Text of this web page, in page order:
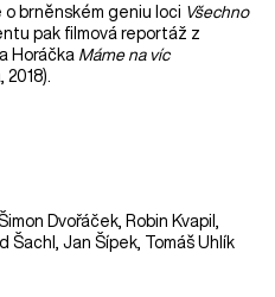
o brněnském geniu loci Všechno
pak filmová reportáž z
Horáčka Máme na víc
Dvořáček, Robin Kvapil,
Šachl, Jan Šípek, Tomáš Uhlík